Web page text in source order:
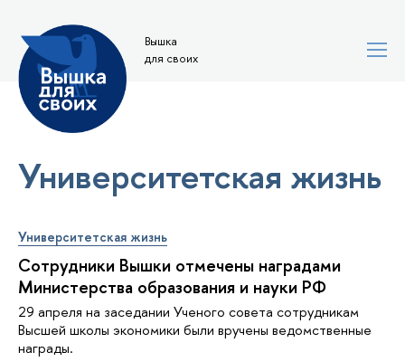
Вышка
для своих
Университетская жизнь
Университетская жизнь
Сотрудники Вышки отмечены наградами
Министерства образования и науки РФ
29 апреля на заседании Ученого совета сотрудникам
Высшей школы экономики были вручены ведомственные
награды.